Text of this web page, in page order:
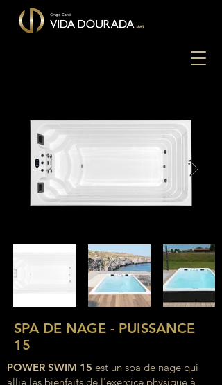
SPA DE NAGE - PUISSANCE
15
POWER SWIM 15 est un spa de nage qui
allie les bienfaits de l'exercice physique à